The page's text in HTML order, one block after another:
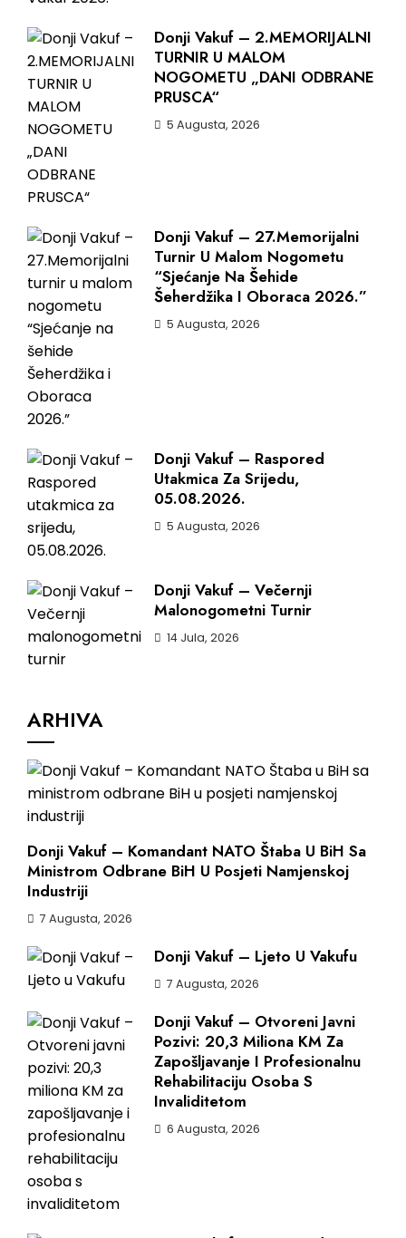
Donji Vakuf – 2.MEMORIJALNI
TURNIR U MALOM
NOGOMETU „DANI ODBRANE
PRUSCA“
5 Augusta, 2026
Donji Vakuf – 27.Memorijalni
Turnir U Malom Nogometu
“Sjećanje Na Šehide
Šeherdžika I Oboraca 2026.”
5 Augusta, 2026
Donji Vakuf – Raspored
Utakmica Za Srijedu,
05.08.2026.
5 Augusta, 2026
Donji Vakuf – Večernji
Malonogometni Turnir
14 Jula, 2026
ARHIVA
Donji Vakuf – Komandant NATO Štaba U BiH Sa
Ministrom Odbrane BiH U Posjeti Namjenskoj
Industriji
7 Augusta, 2026
Donji Vakuf – Ljeto U Vakufu
7 Augusta, 2026
Donji Vakuf – Otvoreni Javni
Pozivi: 20,3 Miliona KM Za
Zapošljavanje I Profesionalnu
Rehabilitaciju Osoba S
Invaliditetom
6 Augusta, 2026